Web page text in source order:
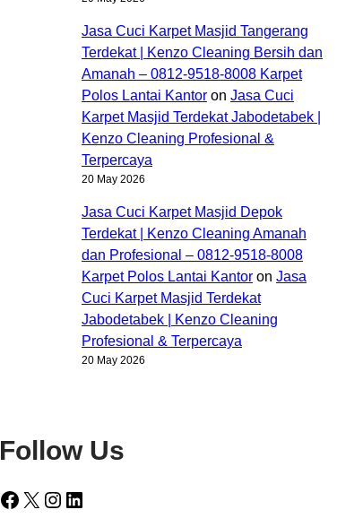
Jasa Cuci Karpet Masjid Tangerang
Terdekat | Kenzo Cleaning Bersih dan
Amanah – 0812-9518-8008 Karpet
Polos Lantai Kantor on Jasa Cuci
Karpet Masjid Terdekat Jabodetabek |
Kenzo Cleaning Profesional &
Terpercaya
20 May 2026
Jasa Cuci Karpet Masjid Depok
Terdekat | Kenzo Cleaning Amanah
dan Profesional – 0812-9518-8008
Karpet Polos Lantai Kantor on Jasa
Cuci Karpet Masjid Terdekat
Jabodetabek | Kenzo Cleaning
Profesional & Terpercaya
20 May 2026
Follow Us
Facebook X Instagram LinkedIn